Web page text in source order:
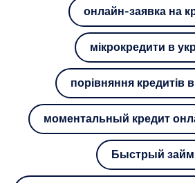
онлайн-заявка на
мікрокредити в
порівняння кредитів в
моментальный кредит
Быстрый займ